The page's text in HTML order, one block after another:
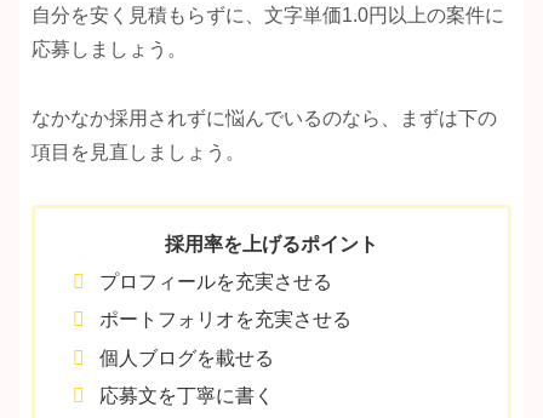
自分を安く見積もらずに、文字単価1.0円以上の案件に
応募しましょう。
なかなか採用されずに悩んでいるのなら、まずは下の
項目を見直しましょう。
採用率を上げるポイント
プロフィールを充実させる
ポートフォリオを充実させる
個人ブログを載せる
応募文を丁寧に書く